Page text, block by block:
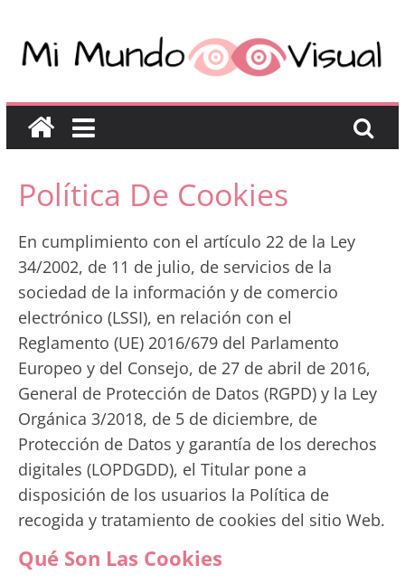
Política De Cookies
En cumplimiento con el artículo 22 de la Ley
34/2002, de 11 de julio, de servicios de la
sociedad de la información y de comercio
electrónico (LSSI), en relación con el
Reglamento (UE) 2016/679 del Parlamento
Europeo y del Consejo, de 27 de abril de 2016,
General de Protección de Datos (RGPD) y la Ley
Orgánica 3/2018, de 5 de diciembre, de
Protección de Datos y garantía de los derechos
digitales (LOPDGDD), el Titular pone a
disposición de los usuarios la Política de
recogida y tratamiento de cookies del sitio Web.
Qué Son Las Cookies